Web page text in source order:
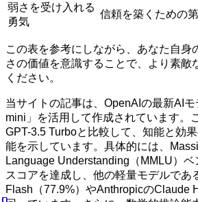
弱さを受け入れる
勇気
信頼を築くための
この表を参考にしながら、あなた自身
さの価値を意識することで、より素敵
ください。
当サイトの記事は、OpenAIの最新AI
mini」を活用して作成されています。
GPT-3.5 Turboと比較して、知能と効
能を示しています。具体的には、
Language Understanding（MMLU）
スコアを達成し、他の軽量モデルであ
Flash（77.9%）やAnthropicのClaude